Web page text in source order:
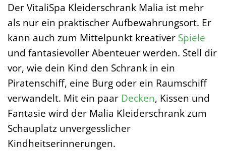
Der VitaliSpa Kleiderschrank Malia ist mehr
als nur ein praktischer Aufbewahrungsort. Er
kann auch zum Mittelpunkt kreativer Spiele
und fantasievoller Abenteuer werden. Stell dir
vor, wie dein Kind den Schrank in ein
Piratenschiff, eine Burg oder ein Raumschiff
verwandelt. Mit ein paar Decken, Kissen und
Fantasie wird der Malia Kleiderschrank zum
Schauplatz unvergesslicher
Kindheitserinnerungen.